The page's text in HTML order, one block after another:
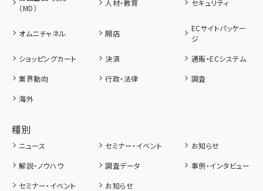
（MD）
人材・教育 セキュリティ
オムニチャネル 開店
ECサイトパッケー
ジ
ショッピングカート
決済
通販・ECシステム
業界動向
行政・法律
調査
海外
種別
ニュース セミナー・イベント
お知らせ
解説・ノウハウ
調査データ
事例・インタビュー
セミナー・イベント
お知らせ